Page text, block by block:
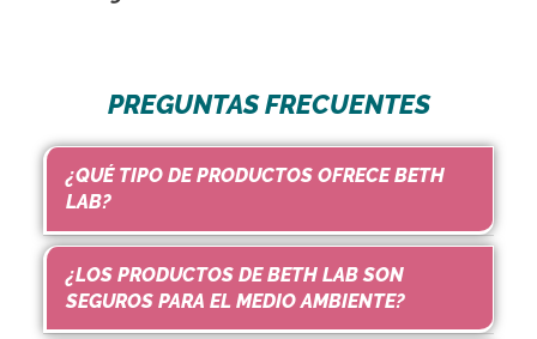
PREGUNTAS FRECUENTES
¿QUÉ TIPO DE PRODUCTOS OFRECE BETH
LAB?
¿LOS PRODUCTOS DE BETH LAB SON
SEGUROS PARA EL MEDIO AMBIENTE?